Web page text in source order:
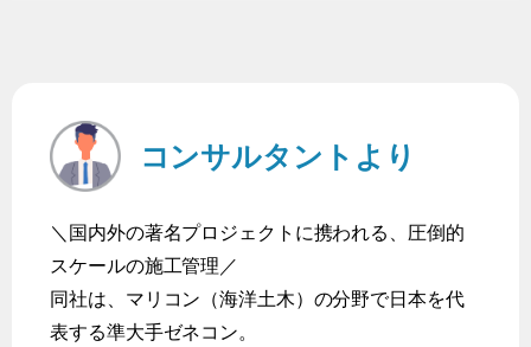
コンサルタントより
＼国内外の著名プロジェクトに携われる、圧倒的
スケールの施工管理／
同社は、マリコン（海洋土木）の分野で日本を代
表する準大手ゼネコン。